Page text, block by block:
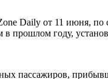
Daily от 11 июня,
прошлом году,
пассажиров,